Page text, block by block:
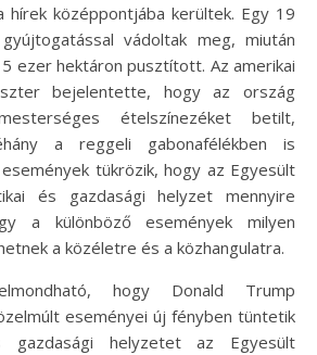
hírek középpontjába kerültek. Egy 19
vádoltak meg, miután
ezer hektáron pusztított. Az amerikai
bejelentette, hogy az ország
ételszínezéket betilt,
a reggeli gabonafélékben is
tükrözik, hogy az Egyesült
és gazdasági helyzet mennyire
a különböző események milyen
a közéletre és a közhangulatra.
hogy Donald Trump
eseményei új fényben tüntetik
helyzetet az Egyesült